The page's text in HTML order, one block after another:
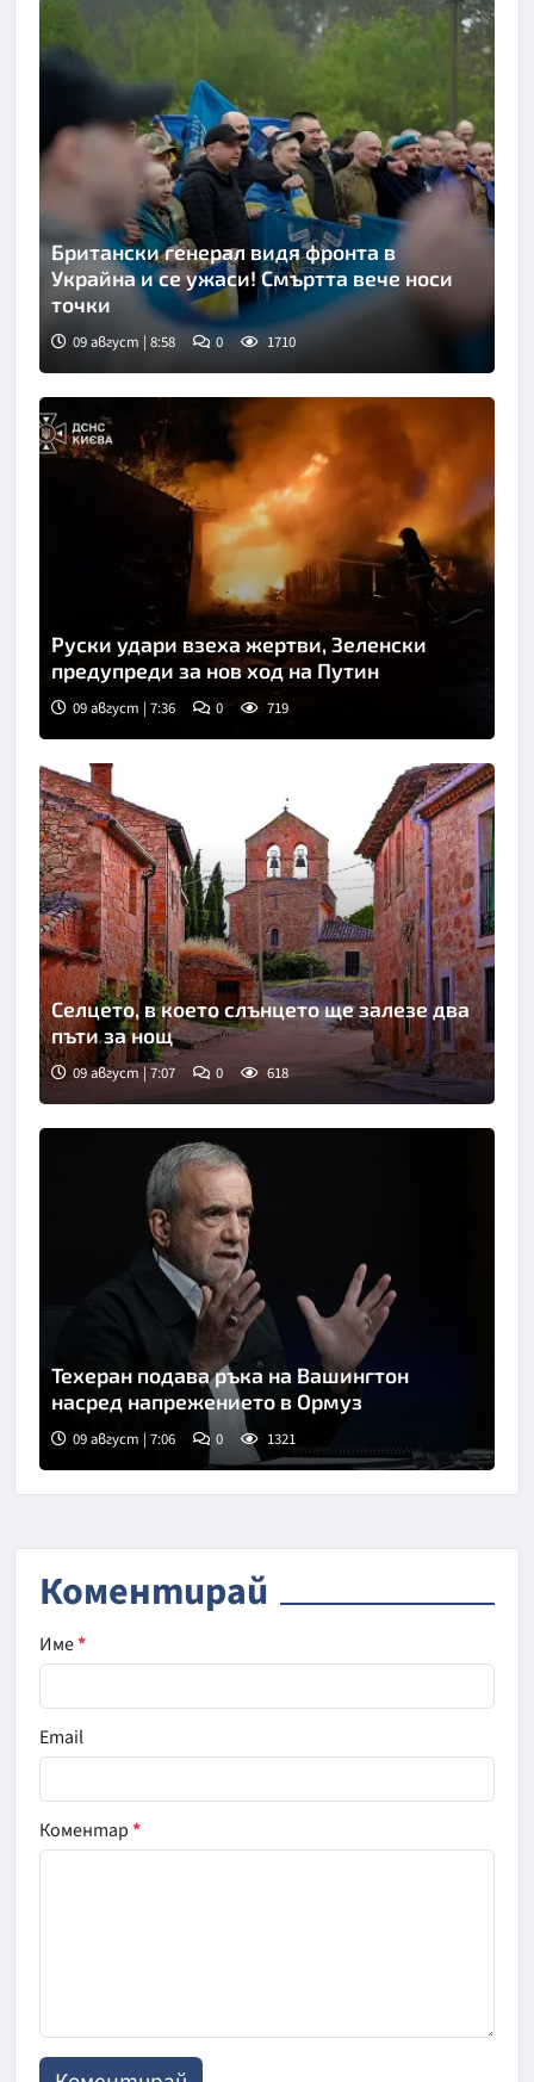
Снимка: Укринформ
Британски генерал видя фронта в
Украйна и се ужаси! Смъртта вече носи
точки
09 август | 8:58 0 1710
Руски удари взеха жертви, Зеленски
предупреди за нов ход на Путин
09 август | 7:36 0 719
Селцето, в което слънцето ще залезе два
пъти за нощ
09 август | 7:07 0 618
Техеран подава ръка на Вашингтон
насред напрежението в Ормуз
09 август | 7:06 0 1321
Коментирай
Име*
Email
Коментар*